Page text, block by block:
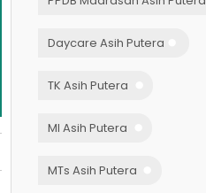
Daycare Asih Putera
TK Asih Putera
MI Asih Putera
MTs Asih Putera